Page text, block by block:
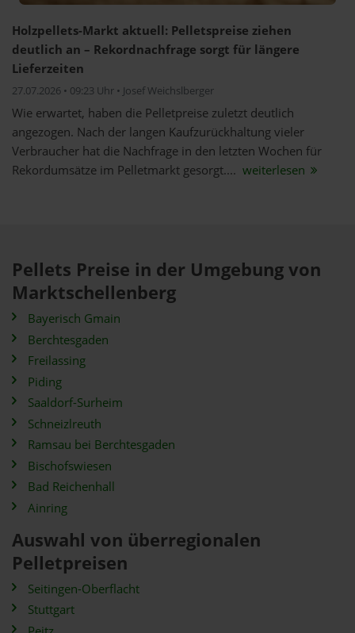
Holzpellets-Markt aktuell: Pelletspreise ziehen
deutlich an – Rekordnachfrage sorgt für längere
Lieferzeiten
27.07.2026 • 09:23 Uhr • Josef Weichslberger
Wie erwartet, haben die Pelletpreise zuletzt deutlich
angezogen. Nach der langen Kaufzurückhaltung vieler
Verbraucher hat die Nachfrage in den letzten Wochen für
Rekordumsätze im Pelletmarkt gesorgt.... weiterlesen
Pellets Preise in der Umgebung von
Marktschellenberg
Bayerisch Gmain
Berchtesgaden
Freilassing
Piding
Saaldorf-Surheim
Schneizlreuth
Ramsau bei Berchtesgaden
Bischofswiesen
Bad Reichenhall
Ainring
Auswahl von überregionalen
Pelletpreisen
Seitingen-Oberflacht
Stuttgart